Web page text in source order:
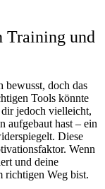
Training und
bewusst, doch das
Tools könnte
dir jedoch vielleicht,
aufgebaut hast – ein
Diese
Wenn
und deine
richtigen Weg bist.